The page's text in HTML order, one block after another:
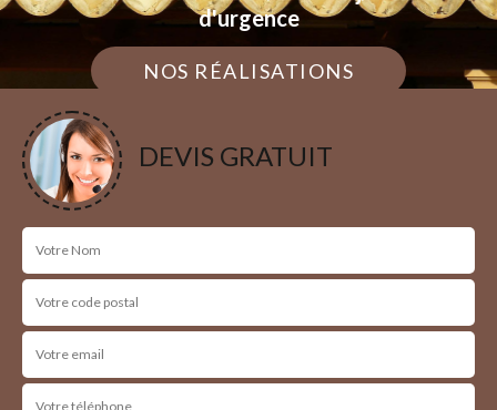
d'urgence
NOS RÉALISATIONS
DEVIS GRATUIT